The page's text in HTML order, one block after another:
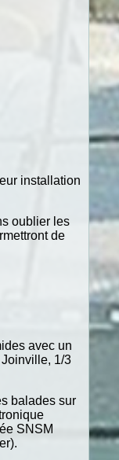
installation
oublier les
de
avec un
1/3
balades sur
SNSM